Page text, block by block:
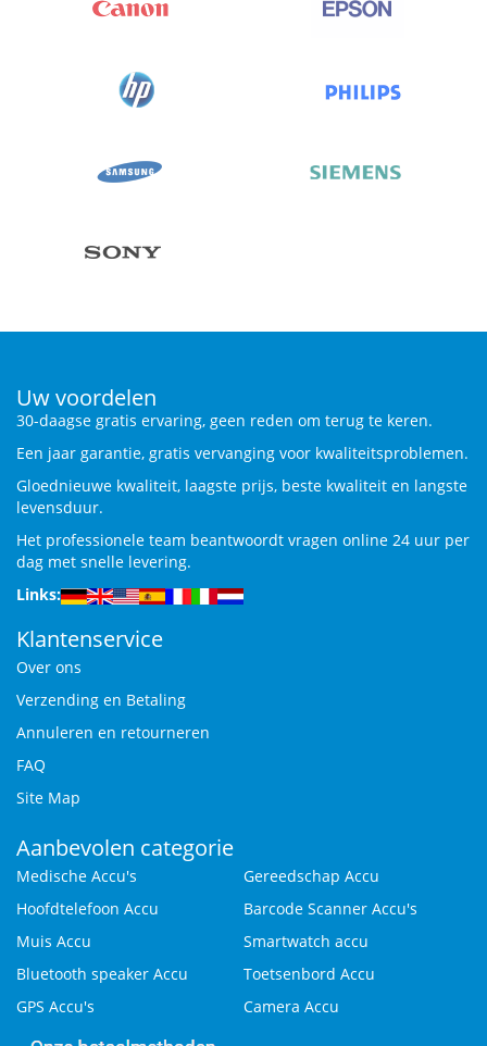
Uw voordelen
30-daagse gratis ervaring, geen reden om terug te keren.
Een jaar garantie, gratis vervanging voor kwaliteitsproblemen.
Gloednieuwe kwaliteit, laagste prijs, beste kwaliteit en langste
levensduur.
Het professionele team beantwoordt vragen online 24 uur per
dag met snelle levering.
Links:
Klantenservice
Over ons
Verzending en Betaling
Annuleren en retourneren
FAQ
Site Map
Aanbevolen categorie
Medische Accu's
Gereedschap Accu
Hoofdtelefoon Accu
Barcode Scanner Accu's
Muis Accu
Smartwatch accu
Bluetooth speaker Accu
Toetsenbord Accu
GPS Accu's
Camera Accu